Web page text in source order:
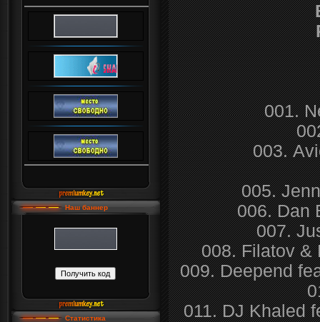
Наш баннер
Статистика
001.
003.
005.
006. Dan
007.
008. Filatov &
009. Deepend
011. DJ Khaled